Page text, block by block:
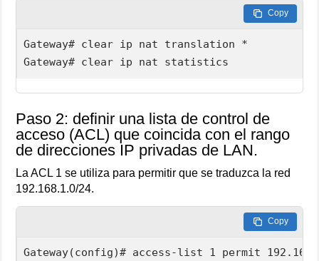
Copy
Gateway# clear ip nat translation *
Gateway# clear ip nat statistics
Paso 2: definir una lista de control de
acceso (ACL) que coincida con el rango
de direcciones IP privadas de LAN.
La ACL 1 se utiliza para permitir que se traduzca la red
192.168.1.0/24.
Copy
Gateway(config)# access-list 1 permit